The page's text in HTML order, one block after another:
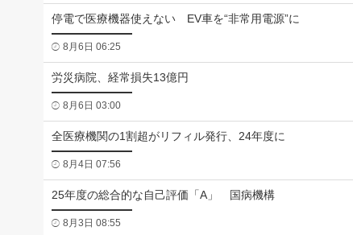
停電で医療機器使えない EV車を“非常用電源”に
8月6日 06:25
労災病院、経常損失13億円
8月6日 03:00
全医療機関の1割超がリフィル発行、24年度に
8月4日 07:56
25年度の総合的な自己評価「A」 国病機構
8月3日 08:55